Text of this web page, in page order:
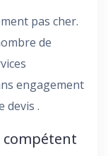
pas cher.
de
engagement
devis .